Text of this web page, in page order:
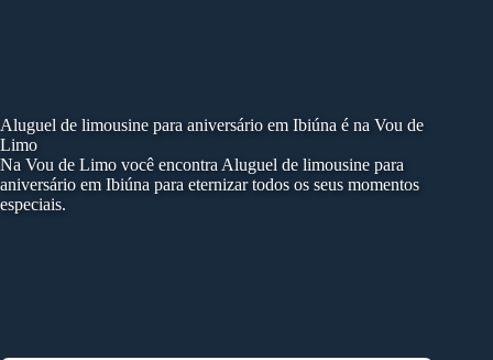
Aluguel de limousine para aniversário em Ibiúna é na Vou de
Limo
Na Vou de Limo você encontra Aluguel de limousine para
aniversário em Ibiúna para eternizar todos os seus momentos
especiais.